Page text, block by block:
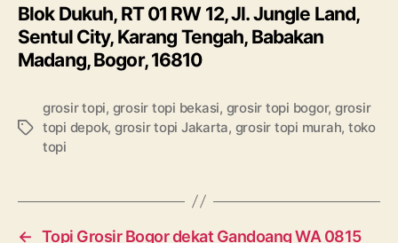
Blok Dukuh, RT 01 RW 12, Jl. Jungle Land,
Sentul City, Karang Tengah, Babakan
Madang, Bogor, 16810
Tags
grosir topi, grosir topi bekasi, grosir topi bogor, grosir
topi depok, grosir topi Jakarta, grosir topi murah, toko
topi
← Topi Grosir Bogor dekat Gandoang WA 0815